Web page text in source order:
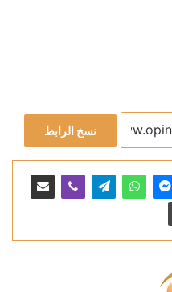
نسخ الرابط